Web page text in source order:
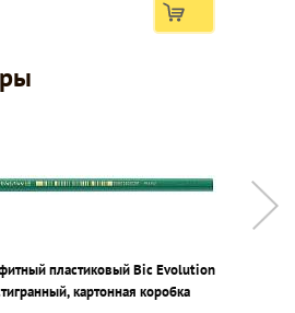
пластиковый Bic Evolution
картонная коробка